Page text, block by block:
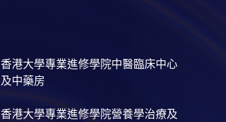
香港大學專業進修學院中醫臨床中心
及中藥房
香港大學專業進修學院營養學治療及